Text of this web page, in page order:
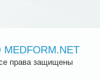
MEDFORM.NET
права защищены